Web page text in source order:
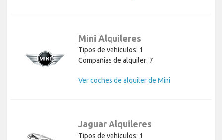
Mini Alquileres
Tipos de vehículos: 1
Compañías de alquiler: 7
Ver coches de alquiler de Mini
Jaguar Alquileres
Tipos de vehículos: 1